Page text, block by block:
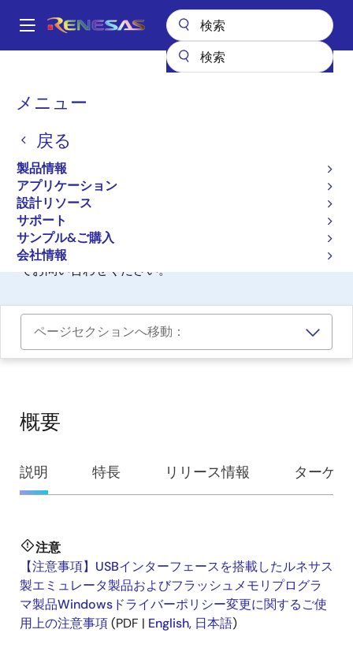
ン
Main
メニュー
戻る
製品情報
アプリケーション
設計リソース
サポート
サンプル&ご購入
会社情報
パ
く
ず
E100（保守製品）
E100（保守製品）
Discontinued
エミュレータ
このソフトウェア/ツールの提供は終了しました。
ご不明な点がございましたら、
でお問い合わせください。
ページセクションへ移動：
概要
概
要
説明 特長 リリース情報 ターゲ
説
明
注意
【注意事項】USBインターフェースを搭載したルネサス
製エミュレータ製品およびフラッシュメモリプログラ
マ製品Windowsドライバーポリシー変更に関するご使
用上の注意事項(PDF | English, 日本語)